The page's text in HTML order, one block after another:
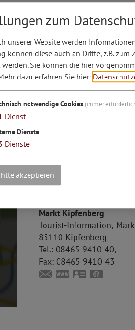
Markt Kipfenberg
Tourist-Information
85110 Kipfenberg
Tel.: 08465 9410-40
Fax: 08465 9410-43
touristinfo@markt-
vCard
zum
unserer Website werden
können diese auch an Dritte, z.B. zum
Sie können die hier
dazu erfahren Sie hier:
notwendige Cookies (immer
Dienst
Dienste
Dienste
akzeptieren